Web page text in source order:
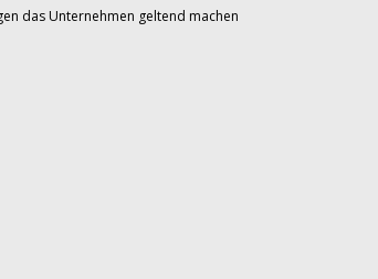
das Unternehmen geltend machen